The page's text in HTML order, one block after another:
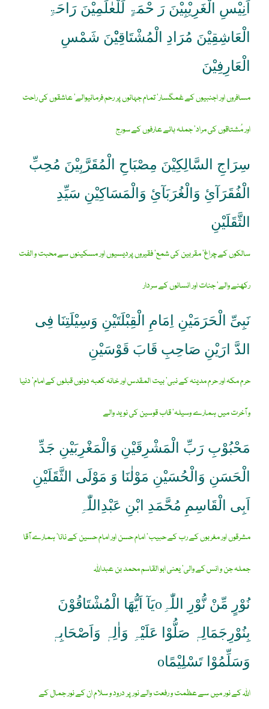
اَنِیْسِ الْغَرِیْبِیْنَ رَ حْمَۃٍ لِّلْعٰلَمِیْنَ رَاحَۃِ
الْعَاشِقِیْنَ مُرَادِ الْمُشْتَاقِیْْنَ شَمْسِ
الْعَارِفِیْنَ
مسافروں اور اجنبیوں کے غمگسار‘ تمام جہانوں پر رحم فرمانیوالے‘ عاشقوں کی راحت
اور مُشتاقوں کی مراد‘ جملہ ہائے عارفوں کے سورج
سِرَاجِ السَّالِکِیْنَ مِصْبَاحِ الْمُقَرَّبِیْنَ مُحِبِّ
الْفُقَرَآئِ وَالْغُرَبَآئِ وَالْمَسَاکِیْنِ سَیِّدِ
الثَّقَلَیْنِ
سالکوں کے چراغ‘ مقربین کی شمع‘ فقیروں پردیسیوں اور مسکینوں سے محبت و الفت
رکھنے والے‘ جنات اور انسانوں کے سردار
نَبِیِّ الْحَرَمَیْنِ اِمَامِ الْقِبْلَتَیْنِ وَسِیْلَتِنَا فِی
الدَّ ارَیْنِ صَاحِبِ قَابَ قَوْسَیْنِ
حرم مکہ اور حرم مدینہ کے نبی‘ بیت المقدس اور خانہ کعبہ دونوں قبلوں کے امام‘ دنیا
و آخرت میں ہمارے وسیلہ‘ قاب قوسین کی نوید والے
مَحْبُوْبِ رَبِّ الْمَشْرِقَیْنِ وَالْمَغْرِبَیْنِ جَدِّ
الْحَسَنِ وَالْحُسَیْنِ مَوْلٰنَا وَ مَوْلَی الثَّقَلَیْنِ
اَبِی الْقَاسِمِ مُحَّمَدِ ابْنِ عَبْدِاللّٰہِ
مشرقوں اور مغربوں کے رب کے حبیب‘ امام حسن اور امام حسین کے نانا‘ ہمارے آقا
جملہ جن و انس کے والی‘ یعنی ابو القاسم محمد بن عبداللہ
نُوْرٍ مِّنْ نُّوْرِ اللّٰہِoیَآ اَیُّھَا الْمُشْتَاقُوْنَ
بِنُوْرِجَمَالِہٖ صَلُّوْا عَلَیْہِ وَاٰلِہٖ وَاَصْحَابِہٖ
وَسَلِّمُوْا تَسْلِیْمًاo
اللہ کے نور میں سے عظمت و رفعت والے نور پر درود و سلام ان کے نور جمال کے